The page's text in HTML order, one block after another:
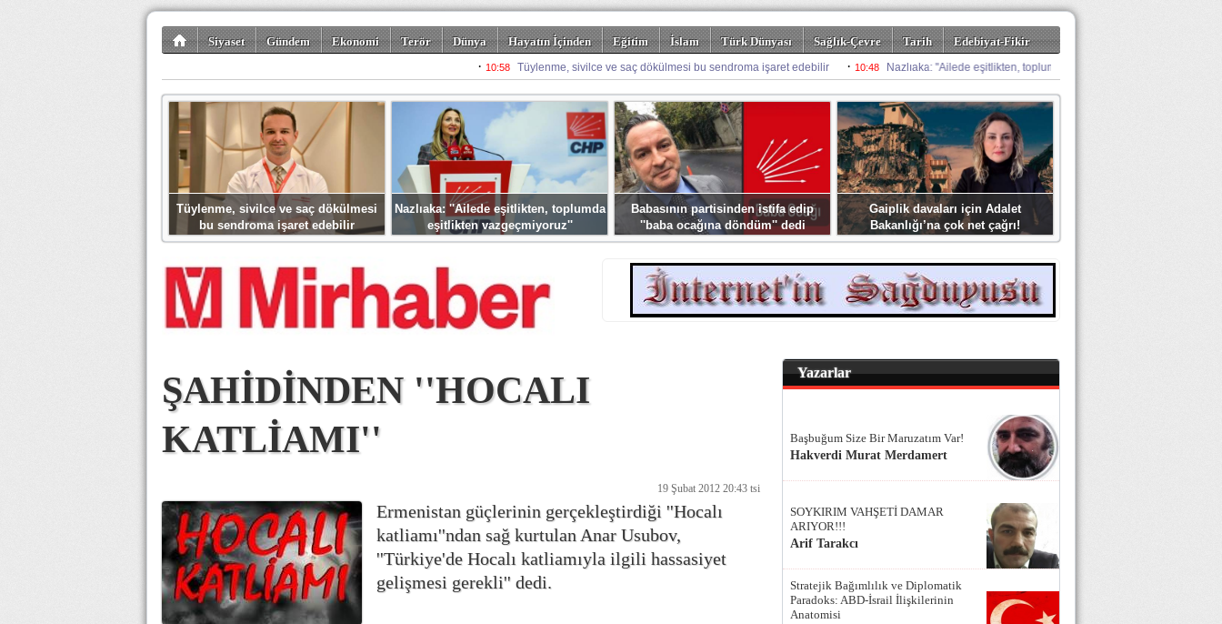
Siyaset Gündem Ekonomi Terör Dünya Hayatın İçinden Eğitim İslam Türk Dünyası Sağlık-Çevre Tarih
Edebiyat-Fikir
Misafir Kalem Foto Galeriler
Tüylenme, sivilce ve saç dökülmesi
bu sendroma işaret edebilir
Nazlıaka: ''Ailede eşitlikten, toplumda
eşitlikten vazgeçmiyoruz''
Babasının partisinden istifa edip
''baba ocağına döndüm'' dedi
Gaiplik davaları için Adalet
Bakanlığı’na çok net çağrı!
ŞAHİDİNDEN ''HOCALI
KATLİAMI''
19 Şubat 2012 20:43 tsi
Ermenistan güçlerinin gerçekleştirdiği ''Hocalı
katliamı''ndan sağ kurtulan Anar Usubov,
''Türkiye'de Hocalı katliamıyla ilgili hassasiyet
gelişmesi gerekli'' dedi.
Yazarlar
Başbuğum Size Bir Maruzatım Var!
Hakverdi Murat Merdamert
SOYKIRIM VAHŞETİ DAMAR
ARIYOR!!!
Arif Tarakcı
Stratejik Bağımlılık ve Diplomatik
Paradoks: ABD-İsrail İlişkilerinin
Anatomisi